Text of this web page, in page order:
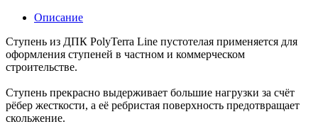
Описание
Ступень из ДПК PolyTerra Line пустотелая применяется для
оформления ступеней в частном и коммерческом
строительстве.
Ступень прекрасно выдерживает большие нагрузки за счёт
рёбер жесткости, а её ребристая поверхность предотвращает
скольжение.